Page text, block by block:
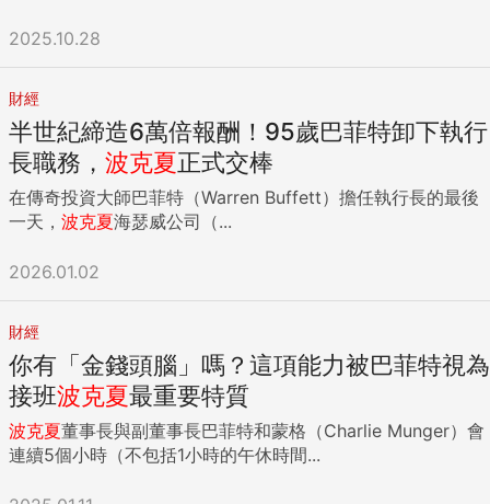
2025.10.28
財經
半世紀締造6萬倍報酬！95歲巴菲特卸下執行
長職務， 波克夏正式交棒
在傳奇投資大師巴菲特（Warren Buffett）擔任執行長的最後
一天， 波克夏海瑟威公司（...
2026.01.02
財經
你有「金錢頭腦」嗎？這項能力被巴菲特視為
接班波克夏最重要特質
波克夏董事長與副董事長巴菲特和蒙格（Charlie Munger）會
連續5個小時（不包括1小時的午休時間...